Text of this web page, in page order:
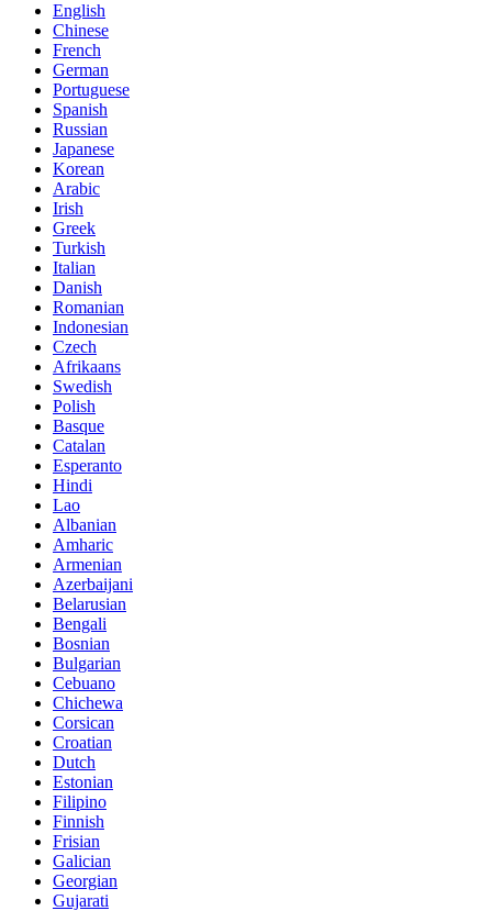
English
Chinese
French
German
Portuguese
Spanish
Russian
Japanese
Korean
Arabic
Irish
Greek
Turkish
Italian
Danish
Romanian
Indonesian
Czech
Afrikaans
Swedish
Polish
Basque
Catalan
Esperanto
Hindi
Lao
Albanian
Amharic
Armenian
Azerbaijani
Belarusian
Bengali
Bosnian
Bulgarian
Cebuano
Chichewa
Corsican
Croatian
Dutch
Estonian
Filipino
Finnish
Frisian
Galician
Georgian
Gujarati